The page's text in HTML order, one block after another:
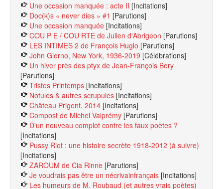
Une occasion manquée : acte II [Incitations]
Doc(k)s « never dies » #1 [Parutions]
Une occasion manquée [Incitations]
COU P E / COU RTE de Julien d'Abrigeon [Parutions]
LES INTIMES 2 de François Huglo [Parutions]
John Giorno, New York, 1936-2019 [Célébrations]
Un hiver près des ptyx de Jean-François Bory
[Parutions]
Tristes Printemps [Incitations]
Notules & autres scrupules [Incitations]
Château Prigent, 2014 [Incitations]
Compost de Michel Valprémy [Parutions]
D'un nouveau complot contre les faux poètes ?
[Incitations]
Pussy Riot : une histoire secrète 1918-2012 (à suivre)
[Incitations]
ZAROUM de Cia Rinne [Parutions]
Je voudrais pas être un nécrivainfrançais [Incitations]
Les humeurs de M. Roubaud (et autres vrais poètes)